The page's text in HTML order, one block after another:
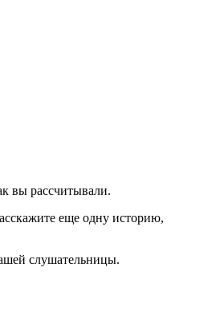
вы рассчитывали.
еще одну историю,
слушательницы.